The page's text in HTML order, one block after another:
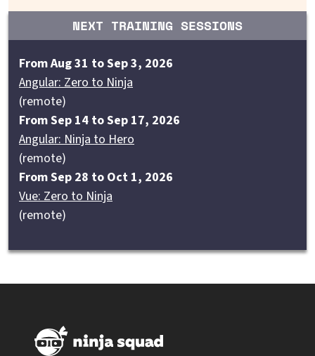
NEXT TRAINING SESSIONS
From Aug 31 to Sep 3, 2026
Angular: Zero to Ninja
(remote)
From Sep 14 to Sep 17, 2026
Angular: Ninja to Hero
(remote)
From Sep 28 to Oct 1, 2026
Vue: Zero to Ninja
(remote)